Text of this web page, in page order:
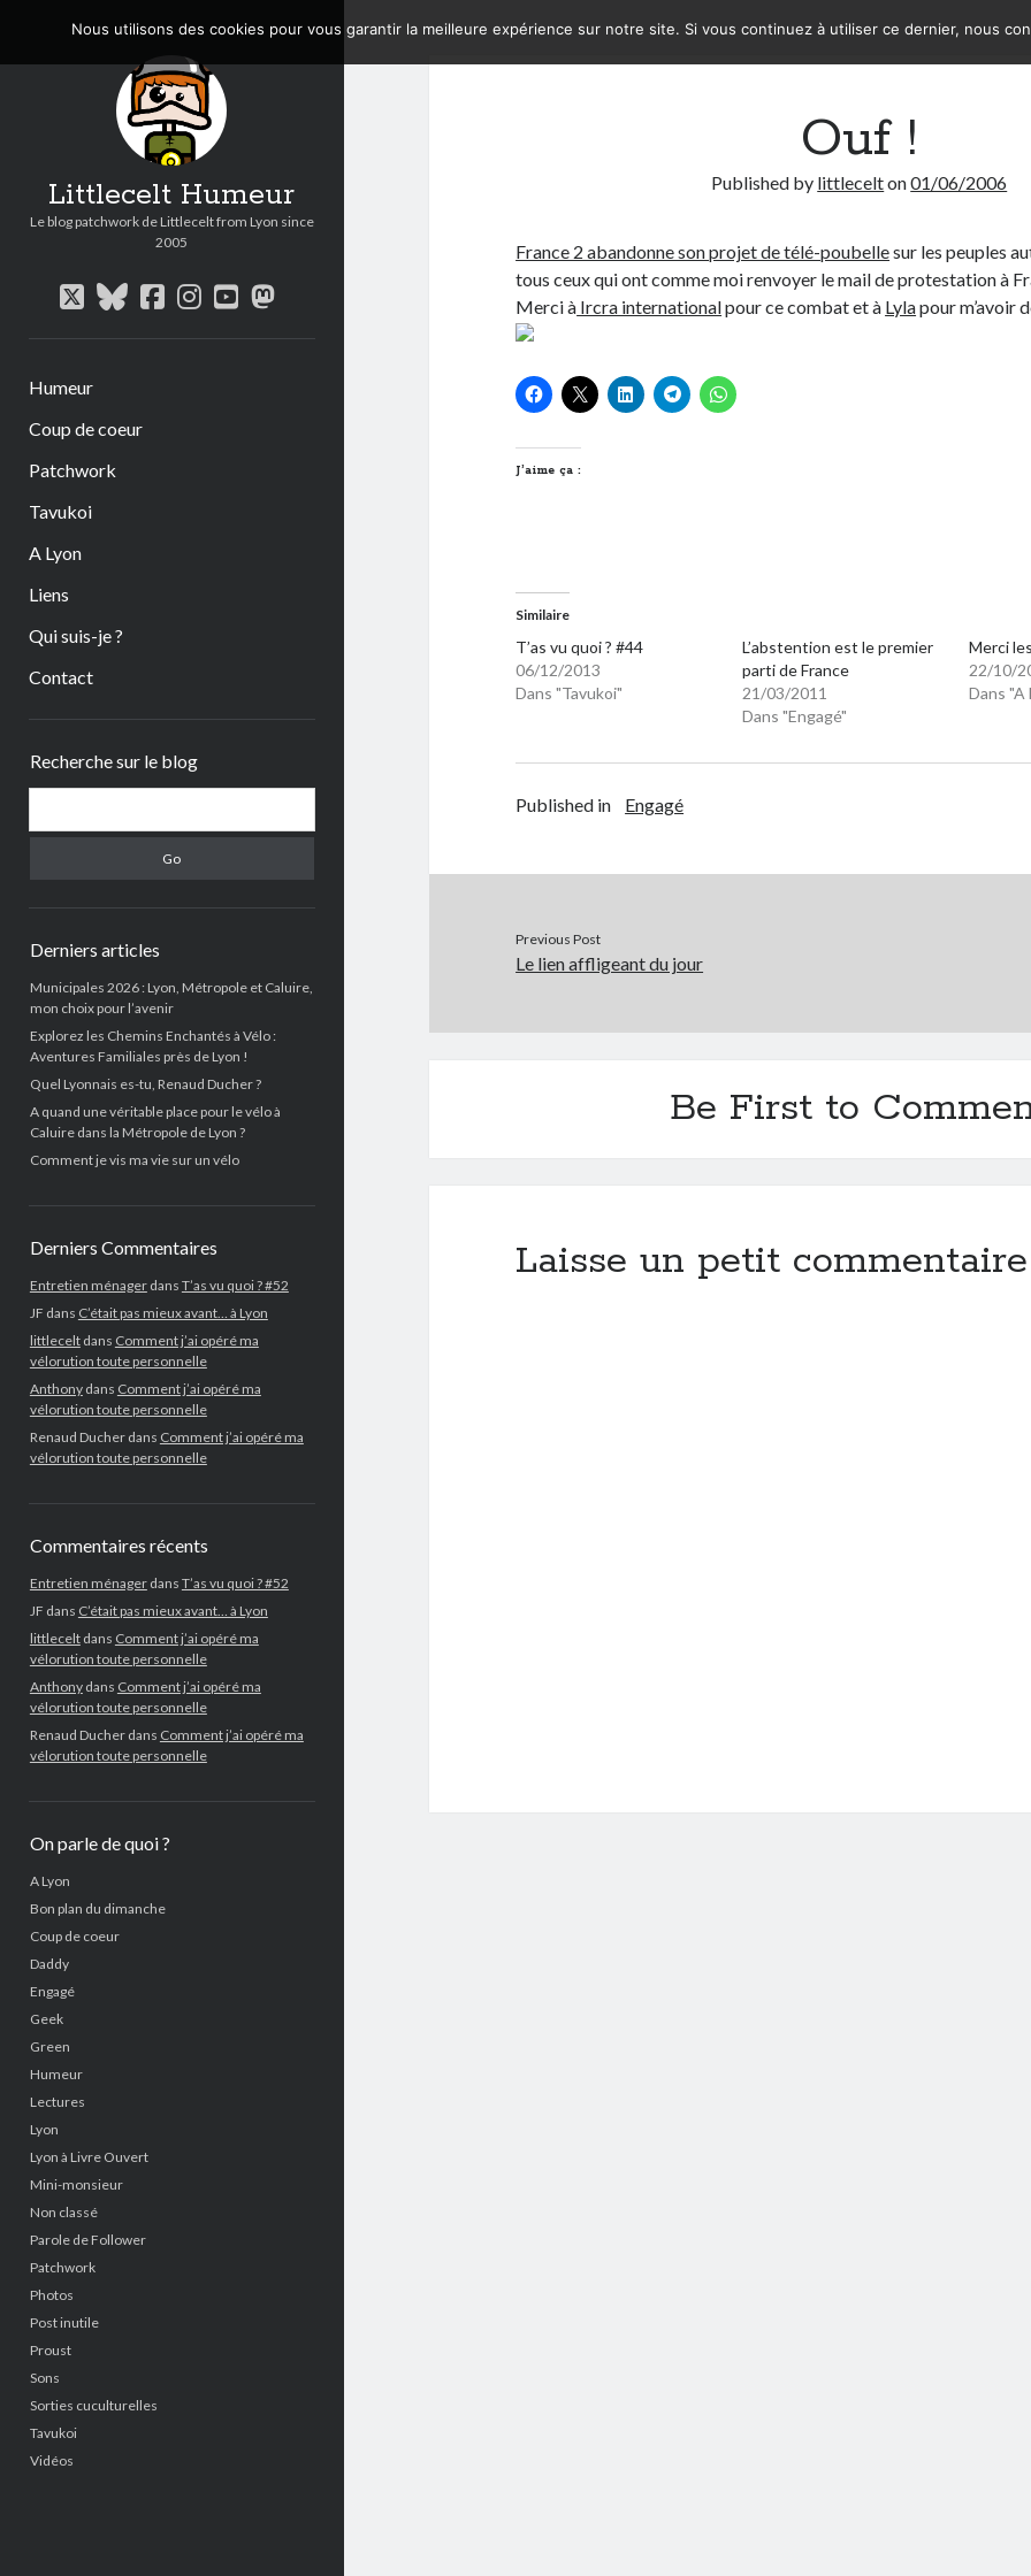
Littlecelt Humeur
Le blog patchwork de Littlecelt from Lyon since
2005
twitterbluesky
facebook
instagram
youtube
mastodon
Humeur
Coup de coeur
Patchwork
Tavukoi
A Lyon
Liens
Qui suis-je ?
Contact
Recherche sur le blog
Derniers articles
Municipales 2026 : Lyon, Métropole et Caluire,
mon choix pour l’avenir
Explorez les Chemins Enchantés à Vélo :
Aventures Familiales près de Lyon !
Quel Lyonnais es-tu, Renaud Ducher ?
A quand une véritable place pour le vélo à
Caluire dans la Métropole de Lyon ?
Comment je vis ma vie sur un vélo
Derniers Commentaires
Entretien ménagerdans T’as vu quoi ? #52
JF dans C’était pas mieux avant… à Lyon
littleceltdans Comment j’ai opéré ma
vélorution toute personnelle
Anthonydans Comment j’ai opéré ma
vélorution toute personnelle
Renaud Ducherdans Comment j’ai opéré ma
vélorution toute personnelle
Commentaires récents
Entretien ménagerdans T’as vu quoi ? #52
JF dans C’était pas mieux avant… à Lyon
littleceltdans Comment j’ai opéré ma
vélorution toute personnelle
Anthonydans Comment j’ai opéré ma
vélorution toute personnelle
Renaud Ducherdans Comment j’ai opéré ma
vélorution toute personnelle
On parle de quoi ?
A Lyon
Bon plan du dimanche
Coup de coeur
Daddy
Engagé
Geek
Green
Humeur
Lectures
Lyon
Lyon à Livre Ouvert
Mini-monsieur
Non classé
Parole de Follower
Patchwork
Photos
Post inutile
Proust
Sons
Sorties cuculturelles
Tavukoi
Vidéos
Ouf !
Published by littlecelton01/06/2006
France 2 abandonne son projet de télé-poubellesur les peuples
tous ceux qui ont comme moi renvoyer le mail de protestation à
Merci à Ircra internationalpour ce combat et à Lylapour m’avoir
J’aime ça :
Similaire
T’as vu quoi ? #44
06/12/2013
Dans "Tavukoi"
L’abstention est le premier
parti de France
21/03/2011
Dans "Engagé"
Merci
22/10/
Dans "A
Published in Engagé
Previous Post
Le lien affligeant du jour
Be First to
Laisse un petit commentaire
Nous utilisons des cookies pour vous garantir la meilleure expérience sur notre site. Si vous continuez à utiliser ce dernier, nous